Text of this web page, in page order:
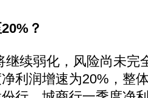
？
续弱化，风险尚未完
利润增速为20%，整